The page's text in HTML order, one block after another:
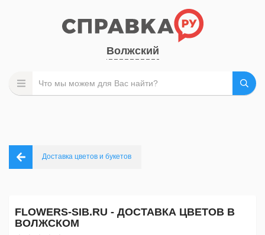
Волжский
Доставка цветов и букетов
FLOWERS-SIB.RU - ДОСТАВКА ЦВЕТОВ В
ВОЛЖСКОМ